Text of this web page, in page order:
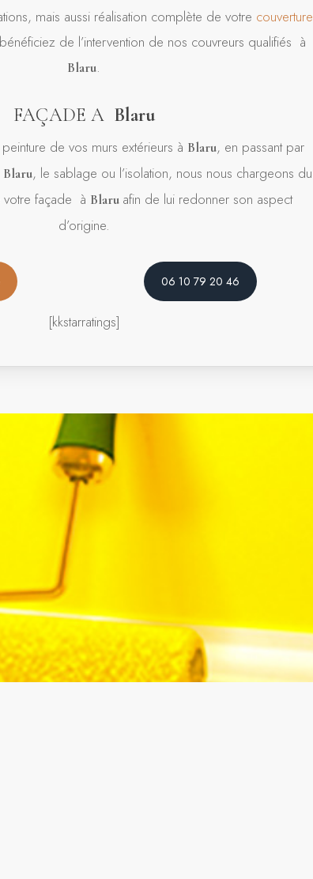
mais aussi réalisation complète de votre couverture
de l’intervention de nos couvreurs qualifiés à
Blaru.
FAÇADE A Blaru
de vos murs extérieurs à Blaru, en passant par
Blaru, le sablage ou l’isolation, nous nous chargeons du
votre façade à Blaru afin de lui redonner son aspect
d’origine.
06 10 79 20 46
[kkstarratings]